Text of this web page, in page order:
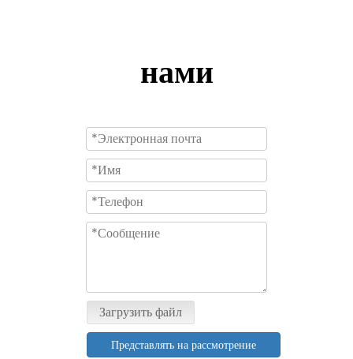
нами
Загрузить файл
Представлять на рассмотрение